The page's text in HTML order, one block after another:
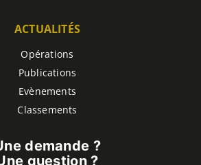
ACTUALITÉS
Opérations
Publications
Evènements
Classements
demande ?
question ?